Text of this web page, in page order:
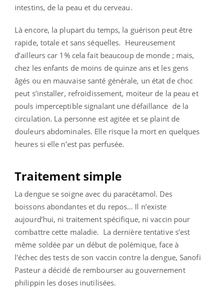
intestins, de la peau et du cerveau.
Là encore, la plupart du temps, la guérison peut être
rapide, totale et sans séquelles. Heureusement
d’ailleurs car 1% cela fait beaucoup de monde ; mais,
chez les enfants de moins de quinze ans et les gens
âgés ou en mauvaise santé générale, un état de choc
peut s’installer, refroidissement, moiteur de la peau et
pouls imperceptible signalant une défaillance de la
circulation. La personne est agitée et se plaint de
douleurs abdominales. Elle risque la mort en quelques
heures si elle n’est pas perfusée.
Traitement simple
La dengue se soigne avec du paracétamol. Des
boissons abondantes et du repos… Il n’existe
aujourd’hui, ni traitement spécifique, ni vaccin pour
combattre cette maladie. La dernière tentative s’est
même soldée par un début de polémique, face à
l'échec des tests de son vaccin contre la dengue, Sanofi
Pasteur a décidé de rembourser au gouvernement
philippin les doses inutilisées.